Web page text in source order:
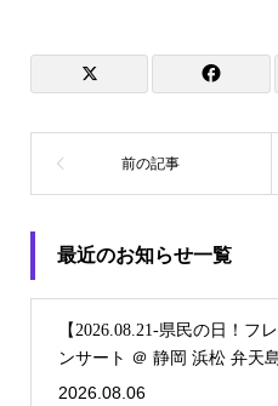
最近のお知らせ一覧
【2026.08.21-県民の日！フ
ンサート ＠ 静岡 浜松 弁天
2026.08.06